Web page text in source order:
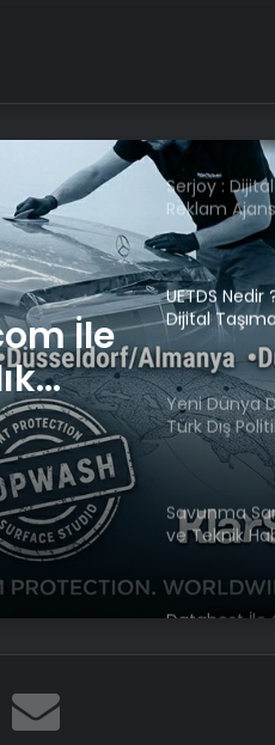
İle
Reklam
Tasarım
UETDS Nedir
Dijital
Yeni Dünya
Türk Dış
Faktörü
Savunma
ve Teknik
Hizmetleri